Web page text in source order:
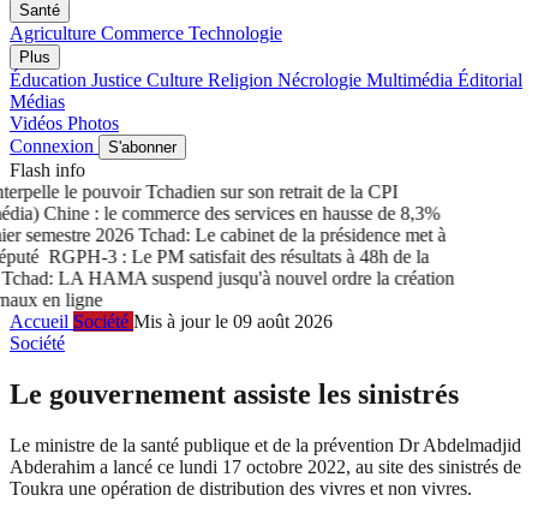
Santé
Agriculture Commerce Technologie
Plus
Éducation Justice Culture Religion Nécrologie Multimédia Éditorial
Médias
Vidéos Photos
Connexion
S'abonner
Flash info
le pouvoir Tchadien sur son retrait de la CPI
Chine : le commerce des services en hausse de 8,3%
semestre 2026Tchad: Le cabinet de la présidence met à
RGPH-3 : Le PM satisfait des résultats à 48h de la
LA HAMA suspend jusqu'à nouvel ordre la création
en ligne
Accueil Société Mis à jour le 09 août 2026
Société
Le gouvernement assiste les sinistrés
Le ministre de la santé publique et de la prévention Dr Abdelmadjid
Abderahim a lancé ce lundi 17 octobre 2022, au site des sinistrés de
Toukra une opération de distribution des vivres et non vivres.